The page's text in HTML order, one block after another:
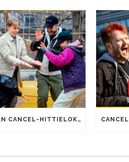
SOMEAJAN CANCEL-HITTIELOKUVALLA 100 000 KATSOJAA!